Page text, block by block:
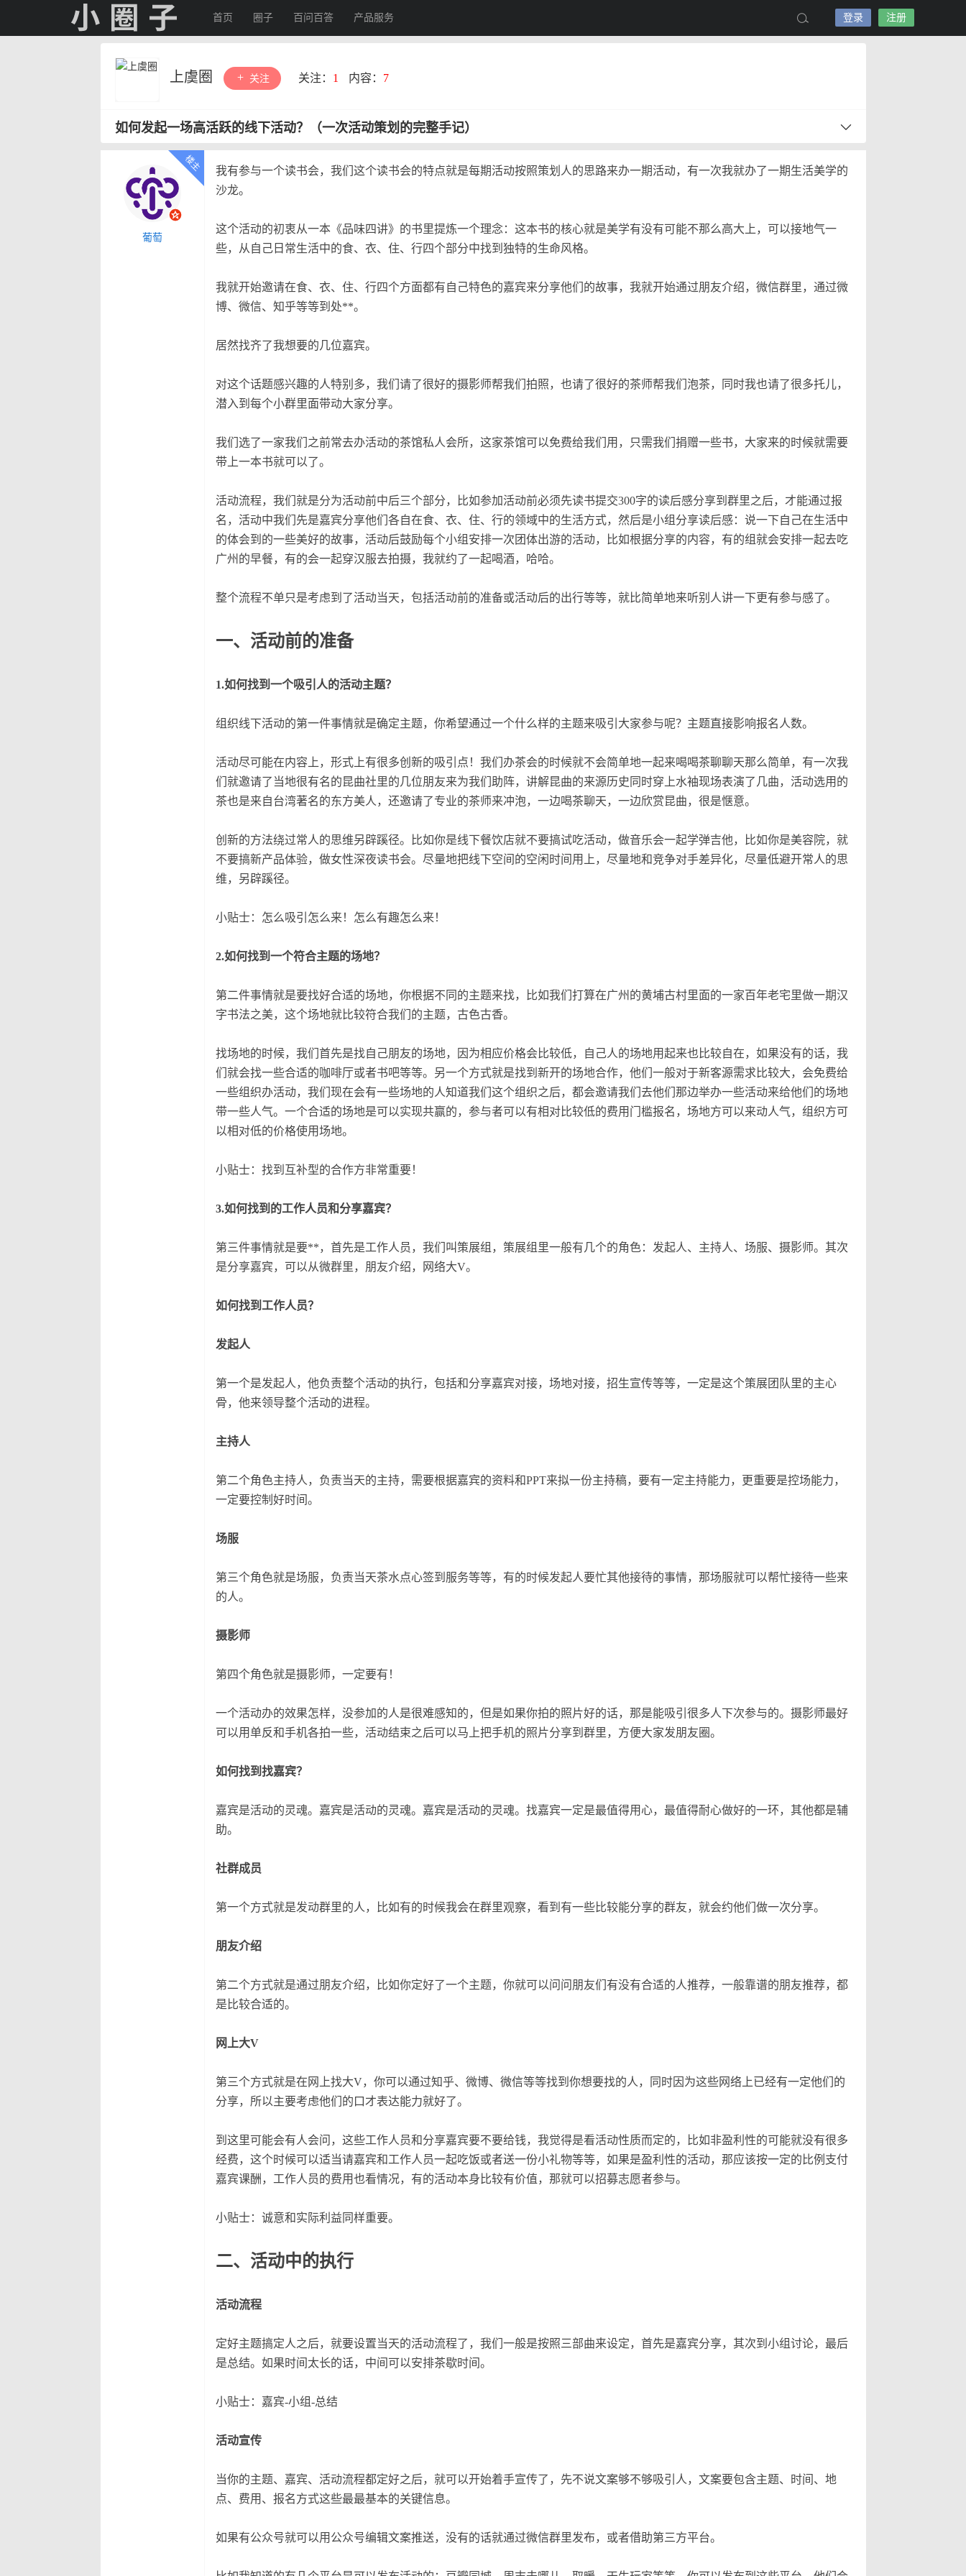
首页 圈子 百问百答 产品服务 登录 注册
上虞圈 关注 关注： 1 内容： 7
如何发起一场高活跃的线下活动？（一次活动策划的完整手记）
葡萄
我有参与一个读书会，我们这个读书会的特点就是每期活动按照策划人的思路来办一期活动，有一次我就办了一期生活美学的
沙龙。
这个活动的初衷从一本《品味四讲》的书里提炼一个理念：这本书的核心就是美学有没有可能不那么高大上，可以接地气一
些，从自己日常生活中的食、衣、住、行四个部分中找到独特的生命风格。
我就开始邀请在食、衣、住、行四个方面都有自己特色的嘉宾来分享他们的故事，我就开始通过朋友介绍，微信群里，通过微
博、微信、知乎等等到处**。
居然找齐了我想要的几位嘉宾。
对这个话题感兴趣的人特别多，我们请了很好的摄影师帮我们拍照，也请了很好的茶师帮我们泡茶，同时我也请了很多托儿，
潜入到每个小群里面带动大家分享。
我们选了一家我们之前常去办活动的茶馆私人会所，这家茶馆可以免费给我们用，只需我们捐赠一些书，大家来的时候就需要
带上一本书就可以了。
活动流程，我们就是分为活动前中后三个部分，比如参加活动前必须先读书提交300字的读后感分享到群里之后，才能通过报
名，活动中我们先是嘉宾分享他们各自在食、衣、住、行的领域中的生活方式，然后是小组分享读后感：说一下自己在生活中
的体会到的一些美好的故事，活动后鼓励每个小组安排一次团体出游的活动，比如根据分享的内容，有的组就会安排一起去吃
广州的早餐，有的会一起穿汉服去拍摄，我就约了一起喝酒，哈哈。
整个流程不单只是考虑到了活动当天，包括活动前的准备或活动后的出行等等，就比简单地来听别人讲一下更有参与感了。
一、活动前的准备
1.如何找到一个吸引人的活动主题？
组织线下活动的第一件事情就是确定主题，你希望通过一个什么样的主题来吸引大家参与呢？主题直接影响报名人数。
活动尽可能在内容上，形式上有很多创新的吸引点！我们办茶会的时候就不会简单地一起来喝喝茶聊聊天那么简单，有一次我
们就邀请了当地很有名的昆曲社里的几位朋友来为我们助阵，讲解昆曲的来源历史同时穿上水袖现场表演了几曲，活动选用的
茶也是来自台湾著名的东方美人，还邀请了专业的茶师来冲泡，一边喝茶聊天，一边欣赏昆曲，很是惬意。
创新的方法绕过常人的思维另辟蹊径。比如你是线下餐饮店就不要搞试吃活动，做音乐会一起学弹吉他，比如你是美容院，就
不要搞新产品体验，做女性深夜读书会。尽量地把线下空间的空闲时间用上，尽量地和竞争对手差异化，尽量低避开常人的思
维，另辟蹊径。
小贴士：怎么吸引怎么来！怎么有趣怎么来！
2.如何找到一个符合主题的场地？
第二件事情就是要找好合适的场地，你根据不同的主题来找，比如我们打算在广州的黄埔古村里面的一家百年老宅里做一期汉
字书法之美，这个场地就比较符合我们的主题，古色古香。
找场地的时候，我们首先是找自己朋友的场地，因为相应价格会比较低，自己人的场地用起来也比较自在，如果没有的话，我
们就会找一些合适的咖啡厅或者书吧等等。另一个方式就是找到新开的场地合作，他们一般对于新客源需求比较大，会免费给
一些组织办活动，我们现在会有一些场地的人知道我们这个组织之后，都会邀请我们去他们那边举办一些活动来给他们的场地
带一些人气。一个合适的场地是可以实现共赢的，参与者可以有相对比较低的费用门槛报名，场地方可以来动人气，组织方可
以相对低的价格使用场地。
小贴士：找到互补型的合作方非常重要！
3.如何找到的工作人员和分享嘉宾？
第三件事情就是要**，首先是工作人员，我们叫策展组，策展组里一般有几个的角色：发起人、主持人、场服、摄影师。其次
是分享嘉宾，可以从微群里，朋友介绍，网络大V。
如何找到工作人员？
发起人
第一个是发起人，他负责整个活动的执行，包括和分享嘉宾对接，场地对接，招生宣传等等，一定是这个策展团队里的主心
骨，他来领导整个活动的进程。
主持人
第二个角色主持人，负责当天的主持，需要根据嘉宾的资料和PPT来拟一份主持稿，要有一定主持能力，更重要是控场能力，
一定要控制好时间。
场服
第三个角色就是场服，负责当天茶水点心签到服务等等，有的时候发起人要忙其他接待的事情，那场服就可以帮忙接待一些来
的人。
摄影师
第四个角色就是摄影师，一定要有！
一个活动办的效果怎样，没参加的人是很难感知的，但是如果你拍的照片好的话，那是能吸引很多人下次参与的。摄影师最好
可以用单反和手机各拍一些，活动结束之后可以马上把手机的照片分享到群里，方便大家发朋友圈。
如何找到找嘉宾？
嘉宾是活动的灵魂。嘉宾是活动的灵魂。嘉宾是活动的灵魂。找嘉宾一定是最值得用心，最值得耐心做好的一环，其他都是辅
助。
社群成员
第一个方式就是发动群里的人，比如有的时候我会在群里观察，看到有一些比较能分享的群友，就会约他们做一次分享。
朋友介绍
第二个方式就是通过朋友介绍，比如你定好了一个主题，你就可以问问朋友们有没有合适的人推荐，一般靠谱的朋友推荐，都
是比较合适的。
网上大V
第三个方式就是在网上找大V，你可以通过知乎、微博、微信等等找到你想要找的人，同时因为这些网络上已经有一定他们的
分享，所以主要考虑他们的口才表达能力就好了。
到这里可能会有人会问，这些工作人员和分享嘉宾要不要给钱，我觉得是看活动性质而定的，比如非盈利性的可能就没有很多
经费，这个时候可以适当请嘉宾和工作人员一起吃饭或者送一份小礼物等等，如果是盈利性的活动，那应该按一定的比例支付
嘉宾课酬，工作人员的费用也看情况，有的活动本身比较有价值，那就可以招募志愿者参与。
小贴士：诚意和实际利益同样重要。
二、活动中的执行
活动流程
定好主题搞定人之后，就要设置当天的活动流程了，我们一般是按照三部曲来设定，首先是嘉宾分享，其次到小组讨论，最后
是总结。如果时间太长的话，中间可以安排茶歇时间。
小贴士：嘉宾-小组-总结
活动宣传
当你的主题、嘉宾、活动流程都定好之后，就可以开始着手宣传了，先不说文案够不够吸引人，文案要包含主题、时间、地
点、费用、报名方式这些最最基本的关键信息。
如果有公众号就可以用公众号编辑文案推送，没有的话就通过微信群里发布，或者借助第三方平台。